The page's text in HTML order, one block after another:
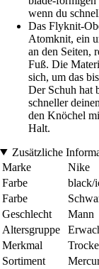
wenn du
Das Flyknit-
Atomknit, ein
an den Seiten,
Fuß. Die
sich, um das
Der Schuh hat
schneller
den Knöchel
Halt.
Zusätzliche
Marke
Nike
Farbe
black/
Farbe
Geschlecht
Mann
Altersgruppe
Merkmal
Sortiment